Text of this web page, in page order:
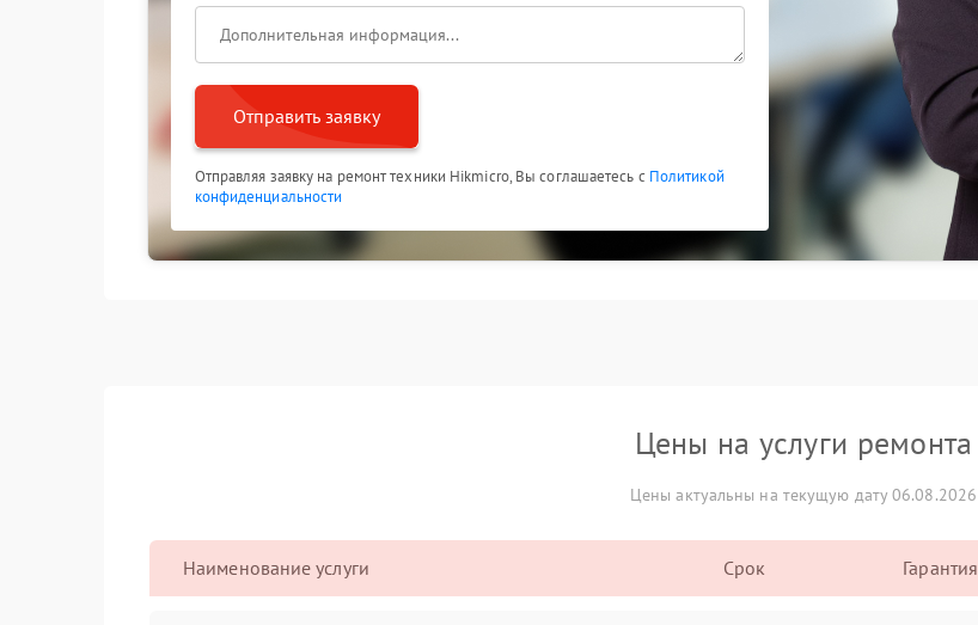
Отправить заявку
Отправляя заявку на ремонт техники Hikmicro, Вы соглашаетесь с Политикой
конфиденциальности
Цены на услуги ремонта
Цены актуальны на текущую дату 06.08.2026
Наименование услуги Срок Гарантия